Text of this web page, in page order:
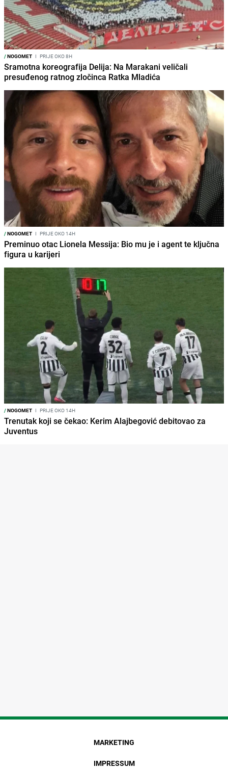
/NOGOMET I PRIJE OKO 8H
Sramotna koreografija Delija: Na Marakani veličali
presuđenog ratnog zločinca Ratka Mladića
/NOGOMET I PRIJE OKO 14H
Preminuo otac Lionela Messija: Bio mu je i agent te ključna
figura u karijeri
/NOGOMET I PRIJE OKO 14H
Trenutak koji se čekao: Kerim Alajbegović debitovao za
Juventus
MARKETING
IMPRESSUM